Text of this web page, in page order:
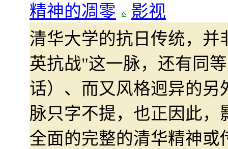
精神的凋零
影视
清华大学的抗日传统，
英抗战"这一脉，还有同
话）、而又风格迥异的
脉只字不提，也正因此
全面的完整的清华精神